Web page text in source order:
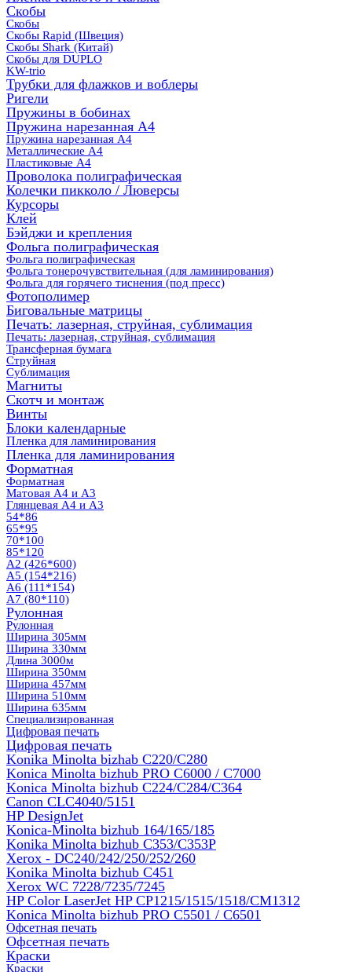
Скобы
Скобы
Скобы Rapid (Швеция)
Скобы Shark (Китай)
Скобы для DUPLO
KW-trio
Трубки для флажков и воблеры
Ригели
Пружины в бобинах
Пружина нарезанная А4
Пружина нарезанная А4
Металлические А4
Пластиковые А4
Проволока полиграфическая
Колечки пикколо / Люверсы
Курсоры
Клей
Бэйджи и крепления
Фольга полиграфическая
Фольга полиграфическая
Фольга тонерочувствительная (для ламинирования)
Фольга для горячего тиснения (под пресс)
Фотополимер
Биговальные матрицы
Печать: лазерная, струйная, сублимация
Печать: лазерная, струйная, сублимация
Трансферная бумага
Струйная
Сублимация
Магниты
Скотч и монтаж
Винты
Блоки календарные
Пленка для ламинирования
Пленка для ламинирования
Форматная
Форматная
Матовая А4 и А3
Глянцевая А4 и А3
54*86
65*95
70*100
85*120
А2 (426*600)
А5 (154*216)
А6 (111*154)
А7 (80*110)
Рулонная
Рулонная
Ширина 305мм
Ширина 330мм
Длина 3000м
Ширина 350мм
Ширина 457мм
Ширина 510мм
Ширина 635мм
Специализированная
Цифровая печать
Цифровая печать
Konika Minolta bizhab C220/C280
Konica Minolta bizhub PRO C6000 / C7000
Konica Minolta bizhub С224/С284/С364
Canon CLC4040/5151
HP DesignJet
Konica-Minolta bizhub 164/165/185
Konika Minolta bizhub C353/C353Р
Xerox - DC240/242/250/252/260
Konika Minolta bizhub C451
Xerox WC 7228/7235/7245
HP Color LaserJet HP CP1215/1515/1518/CM1312
Konica Minolta bizhub PRO С5501 / С6501
Офсетная печать
Офсетная печать
Краски
Краски